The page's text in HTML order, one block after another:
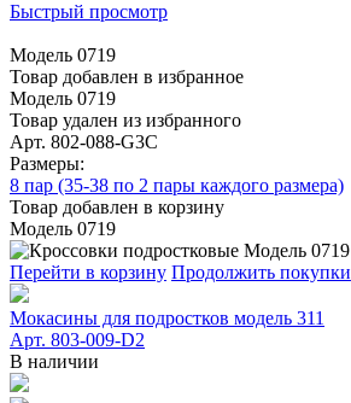
Быстрый просмотр
Модель 0719
Товар добавлен в избранное
Модель 0719
Товар удален из избранного
Арт. 802-088-G3C
Размеры:
8 пар (35-38 по 2 пары каждого размера)
Товар добавлен в корзину
Модель 0719
Перейти в корзину Продолжить покупки
Мокасины для подростков модель 311
Арт. 803-009-D2
В наличии